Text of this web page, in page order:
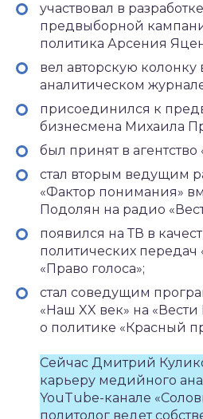
участвовал в
предвыборной
политика Арсения
вел авторскую колонку
аналитическом
присоединился к
бизнесмена Михаила
был принят в агентство
стал вторым ведущим
«Фактор понимания»
Подолян на радио
появился на ТВ в
политических передач
«Право голоса»;
стал соведущим
«Наш XX век» на
о политике «Красный
Сейчас Дмитрий
карьеру медийного
YouTube-канале
политолог ведет